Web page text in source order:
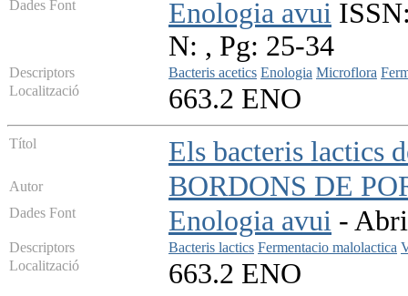
Dades Font Enologia avui
N: , Pg: 25-34
Descriptors Bacteris acetics Enologia Microflora
Localització
663.2 ENO
Títol Els bacteris lactics
Autor BORDONS DE
Dades Font Enologia avui -
Descriptors Bacteris lactics Fermentacio malolactica
Localització
663.2 ENO